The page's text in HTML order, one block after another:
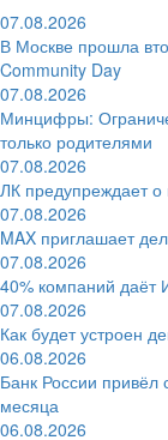
07.08.2026
В Москве прошла
Community Day
07.08.2026
Минцифры:
только родителями
07.08.2026
ЛК предупреждает
07.08.2026
MAX приглашает
07.08.2026
40% компаний даёт
07.08.2026
Как будет устроен
06.08.2026
Банк России привёл
месяца
06.08.2026